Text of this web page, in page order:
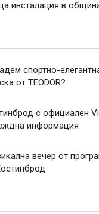
инсталация в
спортно-
от TEODOR?
с официален
информация
вечер от